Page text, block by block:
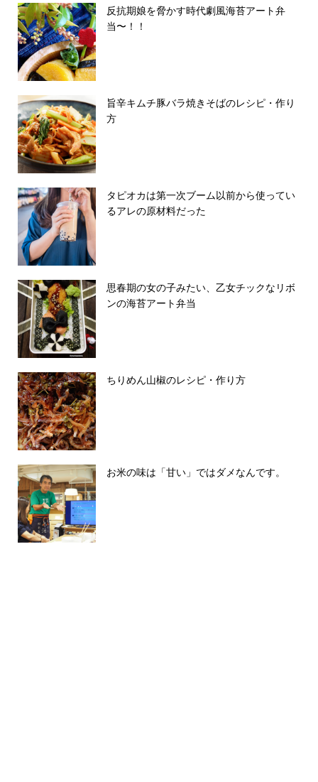
反抗期娘を脅かす時代劇風海苔アート弁
当〜！！
旨辛キムチ豚バラ焼きそばのレシピ・作り
方
タピオカは第一次ブーム以前から使ってい
るアレの原材料だった
思春期の女の子みたい、乙女チックなリボ
ンの海苔アート弁当
ちりめん山椒のレシピ・作り方
お米の味は「甘い」ではダメなんです。